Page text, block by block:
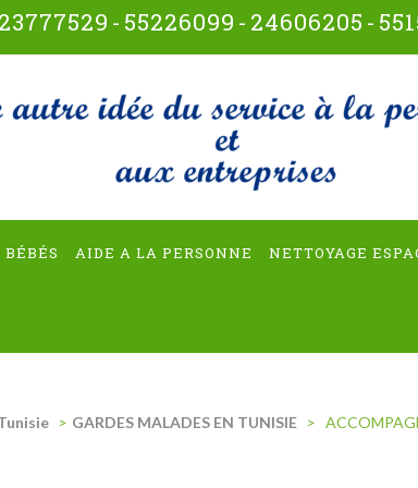
23777529 - 55226099 - 24606205 -
multiservices
BÉBÉS AIDE A LA PERSONNE NETTOYAGE
> GARDES MALADES EN TUNISIE >